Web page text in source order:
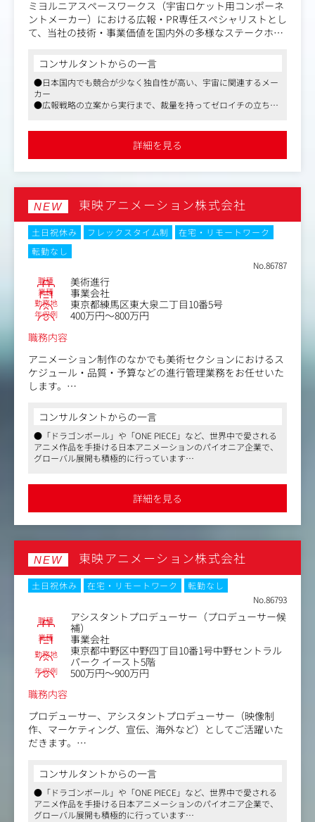
いち早くWebディレクターとして一人立ちできるよう、先
輩が並走しながら実践教育（OJT）を行います。あなたの
スキルに合わせて、できるところからお任せしていきま
【ステップアップのイメージ】
Step 1：まずはWeb制作からスタート
ページ構成の企画、HTML・CSSコーディング、
クリエイティブの基礎を実践します。
Step 2：マーケティングの視点を養う
アクセス状況の確認・分析、SEO・AIO対策、オウンドメ
ディアの運用、
リスティング広告やアフィリエイトの活用、AIツールの実
践活用などを通じて、
「集客に繋がるWebの動かし方」を学びます。
Step 3：プロのWebディレクターへ
分析データや「クリニックの現場の声」をもとに、
新たな企画やサイト改善を提案。医師や社内部署との調
整、
プロジェクト全体の管理など、本格的なディレクション業
務へと幅を広げます。
ミヨルニアスペースワークス（宇宙ロケット用コンポーネ
ントメーカー）における広報・PR専任スペシャリストとし
て、当社の技術・事業価値を国内外の多様なステークホル
に向けたコミュニケーション戦略の立案から実行までを主
体的に担っていただきます。
また、当社は宇宙事業におけるディープテックの企業であ
り、エンジニア中心の組織であるため、技術的な内容を非
げ・仕組み化できる方を求めています。将来的には事業拡
大に伴い、チームリーダーとしての活躍の可能性もありま
・広報・PR戦略の立案/実行
・SNS運用・管理、HPの更新・コンテンツ企画
・プレスリリース・ニュースリリースの執筆/配信
・取材・メディア対応（ネットワークキング・メディアレ
クチャー）
・イベント企画・運営
・CEOの登壇・イベント参加時のアテンド/対応 等
が専任の1人目となります。
経営陣と議論を交わしながら上流の戦略立案から、自ら手
を動かすプレイヤーとしての実務まで幅広くお任せしま
す。
将来的には事業拡大に伴い、チームリーダーとして活躍し
〈魅力〉
同社の最大の強みは、国内の多くの企業が「宇宙空間（衛
星用）のエンジン」を開発する中、非常に希少な「地上か
発に注力している点です。これが成功すれば、より安価な
宇宙輸送が可能となります。
すでにロケット用タンクは販売実績があり、国立研究開発
法人からの補助金にも採択。直近ではエンジンの地上燃焼
試験を完了し、次なる「打ち上げ実証実験」に向けた新た
なスタートラインに立っています。
業務に応じて出張をお願いする可能性がございます。
コンサルタントからの一言
●日本国内でも競合が少なく独自性が高い、宇宙に関連するメー
カー
●広報戦略の立案から実行まで、裁量を持ってゼロイチの立ち上
詳細を見る
NEW 東映アニメーション株式会社
土日祝休み フレックスタイム制
在宅・リモートワーク
転勤なし
No.86787
職種 美術進行
業種 事業会社
勤務地 東京都練馬区東大泉二丁目10番5号
年収例
400万円～800万円
職務内容
アニメーション制作のなかでも美術セクションにおけるス
ケジュール・品質・予算などの進行管理業務をお任せいた
します。
ンに特化した業務に従事していただける環境です。
制作工程後半の重要なセクションの担当として、スケジュ
ール・クオリティなどを管理いただくポジションです。
＜具体的な業務内容＞
・各工程のスケジュール作成、進捗管理
・スケジュール通りに進行できるよう、各部門や協力会社
・問題が生じた場合の修正・改善対応
■予算管理業務：
・制作予算の管理
・予算内に収まるようにコストを調整し、適宜見直しや追
加の相談を行う
■海外を含む出張、研修を想定しております（期間は要相
談）
主な出張先は東映アニメーション大阪スタジオ、TOEI ANI
MATION PHILS., INC.（フィリピン）を想定。
コンサルタントからの一言
●「ドラゴンボール」や「ONE PIECE」など、世界中で愛される
アニメ作品を手掛ける日本アニメーションのパイオニア企業で、
グローバル展開も積極的に行っています
ルや品質、予算管理を通じて制作を支援します
●フレックスタイム制や月8～12回の在宅勤務が可能で、柔軟な
働き方を実現。年間休日129日とワークライフバランスも充実し
ています
詳細を見る
NEW 東映アニメーション株式会社
土日祝休み 在宅・リモートワーク
転勤なし
No.86793
職種
アシスタントプロデューサー（プロデューサー候
補）
業種 事業会社
勤務地
東京都中野区中野四丁目10番1号中野セントラル
パーク イースト5階
年収例
500万円～900万円
職務内容
プロデューサー、アシスタントプロデューサー（映像制
作、マーケティング、宣伝、海外など）としてご活躍いた
だきます。
①TV、配信などのシリーズ作品
②劇場用アニメーション映画
③上記に限らない映像及びIPビジネス（新メディア、特殊
映像など）
コンサルタントからの一言
●「ドラゴンボール」や「ONE PIECE」など、世界中で愛される
アニメ作品を手掛ける日本アニメーションのパイオニア企業で、
グローバル展開も積極的に行っています